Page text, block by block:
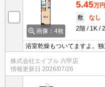
画像：4枚
5.45万円
敷
なし
2階
1K
浴室乾燥もついてますよ。
設備が充実していますよね
時、ルームクリーニング料
株式会社エイブル 六甲店
情報更新日 2026/07/26